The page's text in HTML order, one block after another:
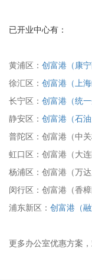
已开业中心有：
黄浦区： 创富港（康宁
徐汇区： 创富港（上海
长宁区： 创富港（统一
静安区： 创富港（石油
普陀区：创富港（中
虹口区：创富港（大连
杨浦区：创富港（万达
闵行区：创富港（香
浦东新区： 创富港（融
更多办公室优惠方案